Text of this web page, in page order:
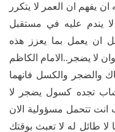
يفهم ان العمر لا يتكرر
يندم عليه في مستقبل
ان يعمل بما يعزز هذه
لا يضجر..الامام الكاظم
والضجر والكسل فانهما
تجده كسول يضجر لا
انت تتحمل مسؤولية الان
طائل له لا تعبث بوقتك